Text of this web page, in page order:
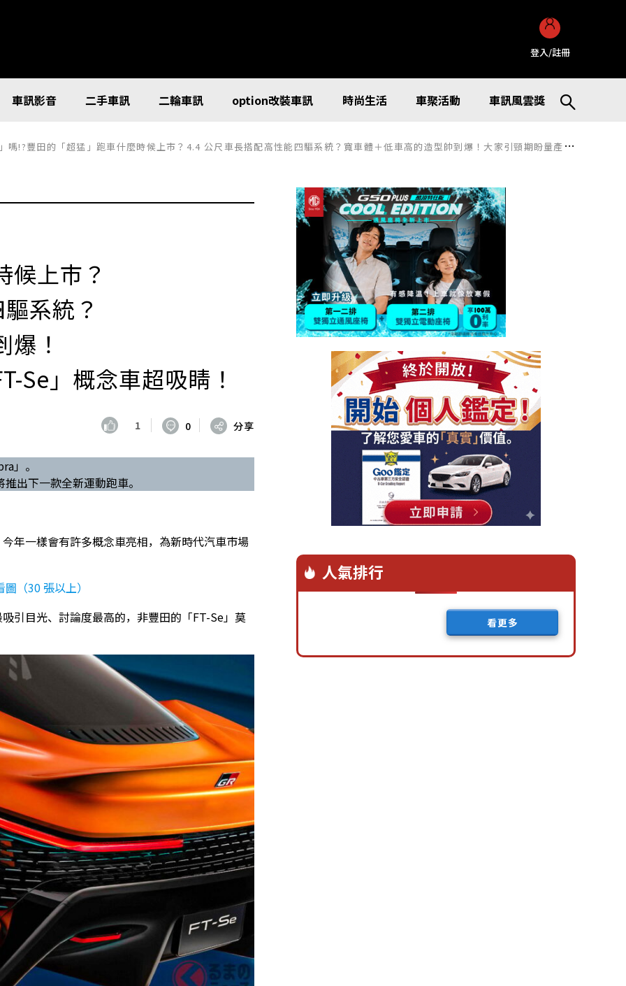
登入/註冊
車訊影音 二手車訊 二輪車訊 option改裝車訊 時尚生活 車聚活動 車訊風雲獎
豐田的「超猛」跑車什麼時候上市？4.4 公尺車長搭配高性能四驅系統？寬車體＋低車高的造型帥到爆！大家引頸期盼量產化的「FT-Se」概念車超吸睛！
候上市？
系統？
！
Se」概念車超吸睛！
1 0 分享
」。
出下一款全新運動跑車。
年一樣會有許多概念車亮相，為新時代汽車市場
（30 張以上）
引目光、討論度最高的，非豐田的「FT-Se」莫
人氣排行
看更多